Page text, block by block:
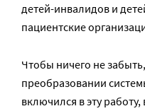
детей-инвалидов и
пациентские
Чтобы ничего не
преобразовании
включился в эту